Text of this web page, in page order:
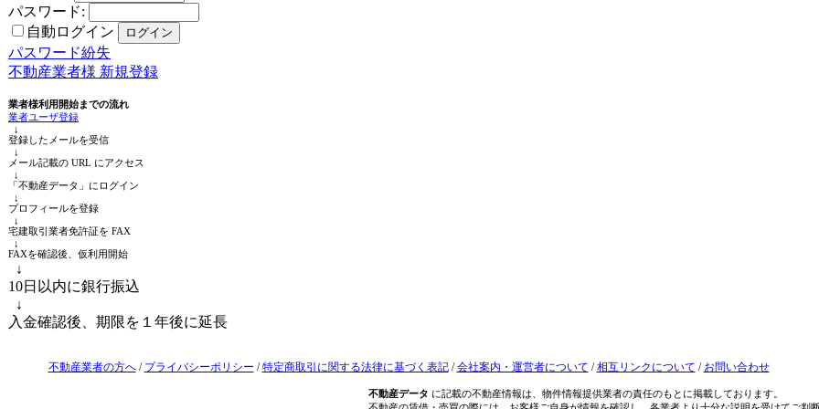
パスワード:
自動ログイン
パスワード紛失
不動産業者様 新規登録
業者様利用開始までの流れ
業者ユーザ登録
↓
登録したメールを受信
↓
メール記載の URL にアクセス
↓
「不動産データ」にログイン
↓
プロフィールを登録
↓
宅建取引業者免許証を FAX
↓
FAXを確認後、仮利用開始
↓
10日以内に銀行振込
↓
入金確認後、期限を１年後に延長
不動産業者の方へ/ プライバシーポリシー /特定商取引に関する法律に基づく表記/会社案内・運営者について /相互リンクについて / お問い合わせ
不動産データ に記載の不動産情報は、物件情報提供業者の責任のもとに掲載しております。